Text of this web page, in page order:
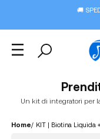
🚚
Un kit di integratori per
Home/ KIT | Biotina Liquida